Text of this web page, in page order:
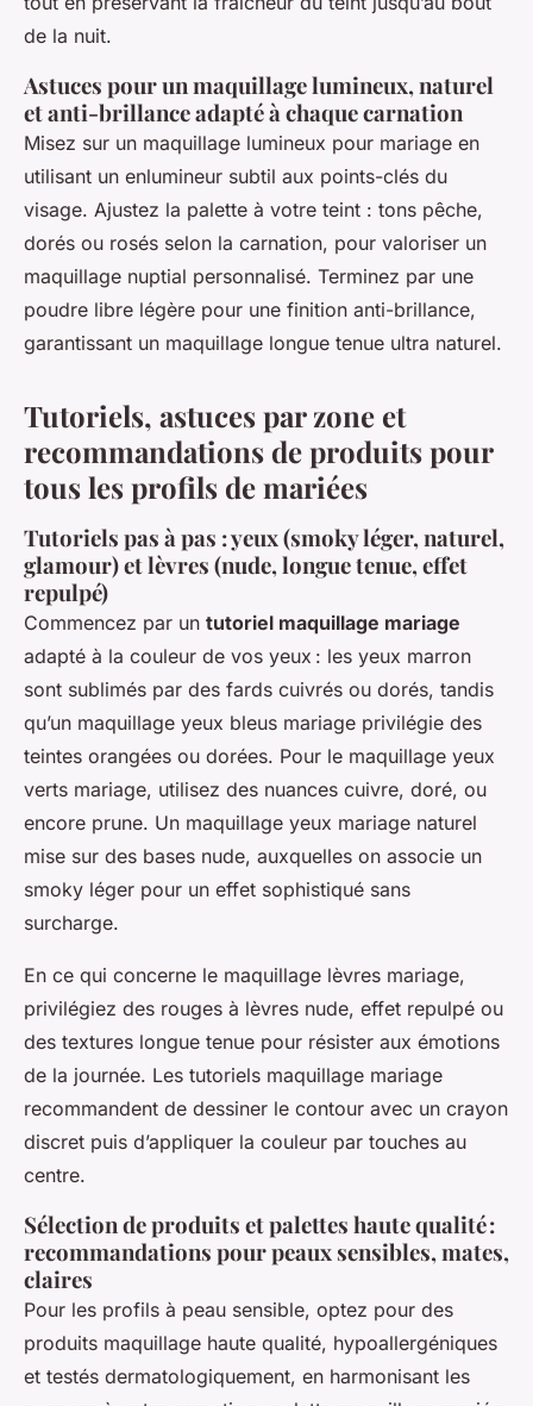
de la nuit.
Astuces pour un maquillage lumineux, naturel
et anti-brillance adapté à chaque carnation
Misez sur un maquillage lumineux pour mariage en
utilisant un enlumineur subtil aux points-clés du
visage. Ajustez la palette à votre teint : tons pêche,
dorés ou rosés selon la carnation, pour valoriser un
maquillage nuptial personnalisé. Terminez par une
poudre libre légère pour une finition anti-brillance,
garantissant un maquillage longue tenue ultra naturel.
Tutoriels, astuces par zone et
recommandations de produits pour
tous les profils de mariées
Tutoriels pas à pas : yeux (smoky léger, naturel,
glamour) et lèvres (nude, longue tenue, effet
repulpé)
Commencez par un tutoriel maquillage mariage
adapté à la couleur de vos yeux : les yeux marron
sont sublimés par des fards cuivrés ou dorés, tandis
qu’un maquillage yeux bleus mariage privilégie des
teintes orangées ou dorées. Pour le maquillage yeux
verts mariage, utilisez des nuances cuivre, doré, ou
encore prune. Un maquillage yeux mariage naturel
mise sur des bases nude, auxquelles on associe un
smoky léger pour un effet sophistiqué sans
surcharge.
En ce qui concerne le maquillage lèvres mariage,
privilégiez des rouges à lèvres nude, effet repulpé ou
des textures longue tenue pour résister aux émotions
de la journée. Les tutoriels maquillage mariage
recommandent de dessiner le contour avec un crayon
discret puis d’appliquer la couleur par touches au
centre.
Sélection de produits et palettes haute qualité :
recommandations pour peaux sensibles, mates,
claires
Pour les profils à peau sensible, optez pour des
produits maquillage haute qualité, hypoallergéniques
et testés dermatologiquement, en harmonisant les